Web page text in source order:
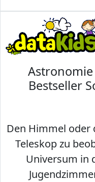
Astronomie
Bestseller
Den Himmel
Teleskop zu
Universum in